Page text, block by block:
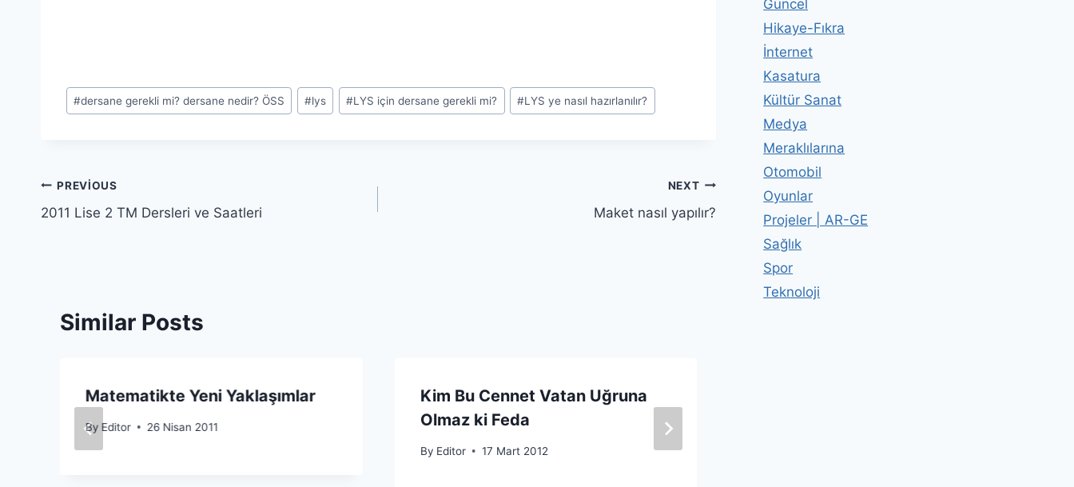
Post
Tags:
#dersane gerekli mi? dersane nedir? ÖSS #lys #LYS için dersane gerekli mi? #LYS ye nasıl hazırlanılır?
Yazı
gezinmesi
PREVIOUS
2011 Lise 2 TM Dersleri ve Saatleri
NEXT
Maket nasıl yapılır?
Similar Posts
Matematikte Yeni Yaklaşımlar
By Editor 26 Nisan 2011
Kim Bu Cennet Vatan Uğruna
Olmaz ki Feda
By Editor 17 Mart 2012
Güncel
Hikaye-Fıkra
İnternet
Kasatura
Kültür Sanat
Medya
Meraklılarına
Otomobil
Oyunlar
Projeler | AR-GE
Sağlık
Spor
Teknoloji